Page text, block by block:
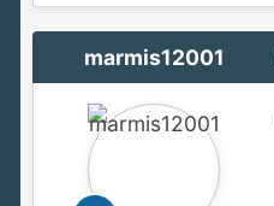
marmis12001